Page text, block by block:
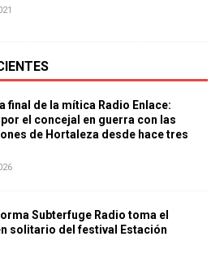
final de la mítica Radio Enlace:
el concejal en guerra con las
de Hortaleza desde hace tres
Subterfuge Radio toma el
solitario del festival Estación